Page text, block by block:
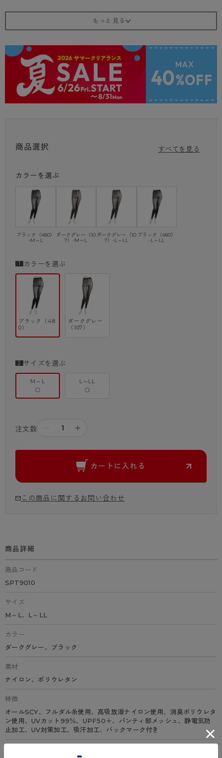
りません。（UVカット率99.9％、UPF50+）
テムです。
・50デニール相当
・10分丈レギンス
・オールSCY
・フルダル糸使用
・UVカット率99.9％、UPF50+
商品選択 すべてを見る
カラーを選ぶ
ブラック（480）
-M～L
ダークグレー（10
7）-M～L
ダークグレー（10
7）-L～LL
ブラック（480）
-L～LL
カラーを選ぶ
ブラック（48
0）
ダークグレー
（107）
サイズを選ぶ
M～L
○
L～LL
○
注文数 ＋
カートに入れる
この商品に関するお問い合わせ
商品詳細
商品コード
SPT9010
サイズ
M～L、L～LL
カラー
ダークグレー、ブラック
素材
ナイロン、ポリウレタン
特徴
オールSCY、フルダル糸使用、高吸放湿ナイロン使用、消臭ポリウレタ
ン使用、UVカット99％、UPF50＋、パンティ部メッシュ、静電気防
止加工、UV対策加工、吸汗加工、バックマーク付き